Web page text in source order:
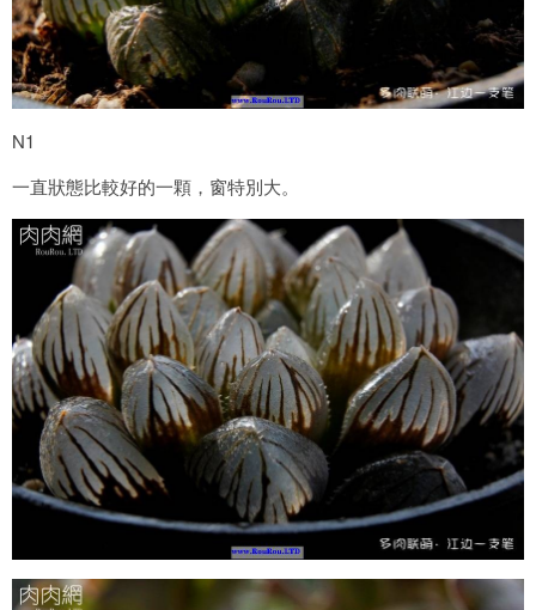
N1
一直狀態比較好的一顆，窗特別大。